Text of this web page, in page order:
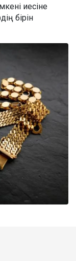
иесіне
бірін